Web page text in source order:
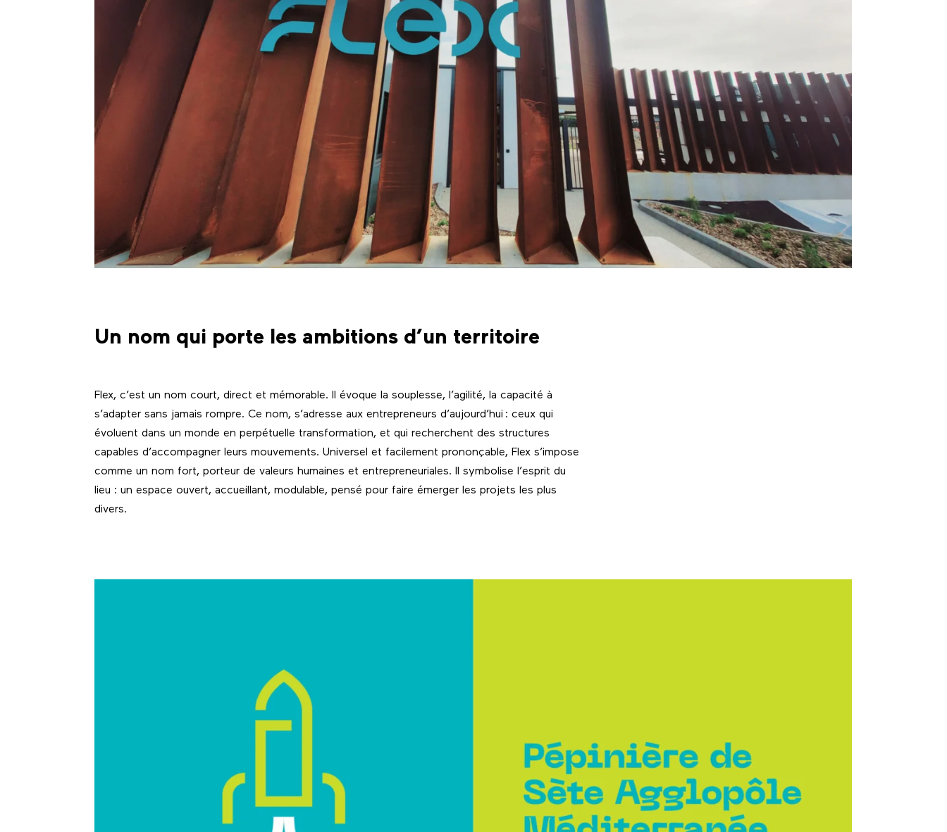
Un nom qui porte les ambitions d’un territoire
Flex, c’est un nom court, direct et mémorable. Il évoque la souplesse, l’agilité, la capacité à
s’adapter sans jamais rompre. Ce nom, s’adresse aux entrepreneurs d’aujourd’hui : ceux qui
évoluent dans un monde en perpétuelle transformation, et qui recherchent des structures
capables d’accompagner leurs mouvements. Universel et facilement prononçable, Flex s’impose
comme un nom fort, porteur de valeurs humaines et entrepreneuriales. Il symbolise l’esprit du
lieu : un espace ouvert, accueillant, modulable, pensé pour faire émerger les projets les plus
divers.